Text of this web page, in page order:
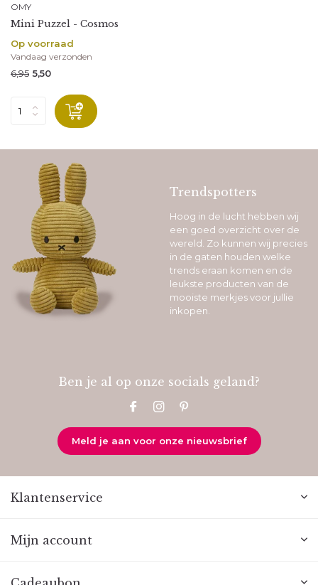
OMY
Mini Puzzel - Cosmos
Op voorraad
Vandaag verzonden
6,95 5,50
Trendspotters
Hoog in de lucht hebben wij
een goed overzicht over de
wereld. Zo kunnen wij precies
in de gaten houden welke
trends eraan komen en de
leukste producten van de
mooiste merkjes voor jullie
inkopen.
Ben je al op onze socials geland?
Meld je aan voor onze nieuwsbrief
Klantenservice
Mijn account